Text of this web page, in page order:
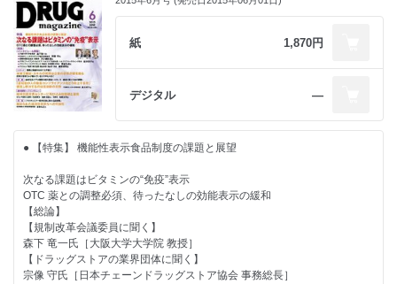
Drug magazine最新号表紙
Drug magazine最新号
医薬品産業ランキングＰａｒｔⅢ
大慶堂 大谷 まり子氏・大谷 桜氏
■ Rediscovery in U.S. ～知られざる米国最新流通業界事情
新地 昭久氏［RMI 代表］
■ 経営力を強化するための処方箋
金子 尚貴氏［税理士法人アフェックス 公認会計士 税理士］
■ Global Report
データモニター社 イアン・ロイド氏
調剤バブルを忘れて現実を直視せよ
● 【特集】 妊娠検査薬
市場規模35億円で安定推移
● 【カラーグラビア】 救心製薬 堀厚取締役副社長が挙式
各界著名人が多数出席し結婚披露宴も盛大に
● 【インタビュー】 人気急上昇の美容製品を追う
世界で300万本以上の実績！ 自まつ毛・自眉毛を育てる『ラピッドラッ
現在の取り組みと展望を明らかに
● 【季節連載】
アスカ薬局・元日本薬剤師会会長 佐谷 圭一氏
佐谷圭一のFour seasons
● 【検証】
受発注省力化もたらす標準EDI（流通BMS）の必要性
総論「プログラム導入迫られるDgS 業界の現状と課題」
寄稿「IP 網への移行まで残り５年──始まったカウントダウン」
氏
紙 1,870円
デジタル ―
● 【特集】 機能性表示食品制度の課題と展望
次なる課題はビタミンの“免疫”表示
OTC 薬との調整必須、待ったなしの効能表示の緩和
【総論】
【規制改革会議委員に聞く】
森下 竜一氏［大阪大学大学院 教授］
【ドラッグストアの業界団体に聞く】
宗像 守氏［日本チェーンドラッグストア協会 事務総長］